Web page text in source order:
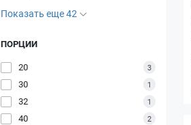
Показать еще 42
ПОРЦИИ
20
3
30 1
32 1
40 2